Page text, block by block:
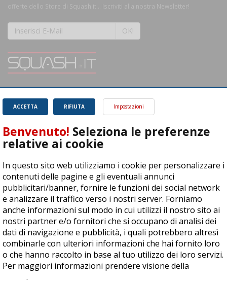
offerte dello Store di Squash.it... Iscriviti alla nostra Newsletter!
OK!
magnifico sport.
Leggi
RIFIUTA
ACCETTA Impostazioni
Benvenuto! Seleziona le preferenze
relative ai cookie
In questo sito web utilizziamo i cookie per personalizzare i
contenuti delle pagine e gli eventuali annunci
pubblicitari/banner, fornire le funzioni dei social network
e analizzare il traffico verso i nostri server. Forniamo
anche informazioni sul modo in cui utilizzi il nostro sito ai
nostri partner e/o fornitori che si occupano di analisi dei
dati di navigazione e pubblicità, i quali potrebbero altresì
combinarle con ulteriori informazioni che hai fornito loro
o che hanno raccolto in base al tuo utilizzo dei loro servizi.
Per maggiori informazioni prendere visione della
.
ASD Let's Sport - Via T. Olivelli 3, 25014 Castenedolo (BS) - P. Iva:
04278030988
© Copyright 2015 | All Rights Reserved - Powered byDynDevice
Privacy Policy Cookie Policy Accessibilità Sitemap